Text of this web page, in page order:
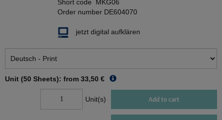
Short code MKG06
Order number DE604070
jetzt digital aufklären
Unit (50 Sheets): from 33,50 €
Unit(s) Add to cart